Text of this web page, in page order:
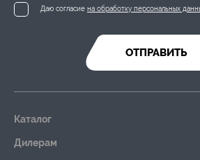
Даю согласие на обработку персональных
ОТПРАВИТЬ
Каталог
Дилерам